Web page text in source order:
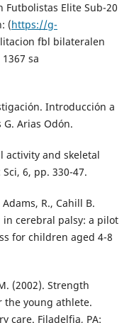
Futbolistas Elite Sub-20
(https://g-
fbl bilateralen
sa
Introducción a
Arias Odón.
activity and skeletal
6, pp. 330-47.
R., Cahill B.
cerebral palsy: a pilot
for children aged 4-8
(2002). Strength
young athlete.
care. Filadelfia, PA: